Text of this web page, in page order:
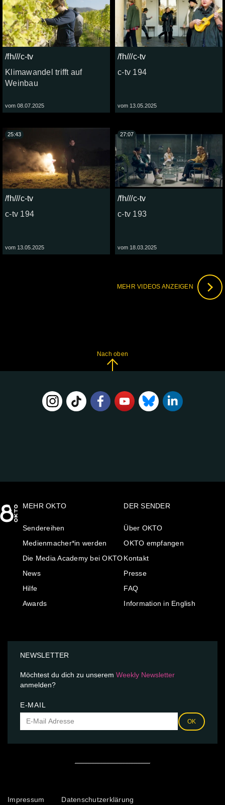
/fh///c-tv
Klimawandel trifft auf
Weinbau
vom 08.07.2025
/fh///c-tv
c-tv 194
vom 13.05.2025
/fh///c-tv
c-tv 194
vom 13.05.2025
25:43
/fh///c-tv
c-tv 193
vom 18.03.2025
27:07
MEHR VIDEOS ANZEIGEN
Nach oben
MEHR OKTO
Sendereihen
Medienmacher*in werden
Die Media Academy bei OKTO
News
Hilfe
Awards
DER SENDER
Über OKTO
OKTO empfangen
Kontakt
Presse
FAQ
Information in English
NEWSLETTER
Möchtest du dich zu unserem Weekly Newsletter
anmelden?
E-MAIL
OK
Impressum Datenschutzerklärung